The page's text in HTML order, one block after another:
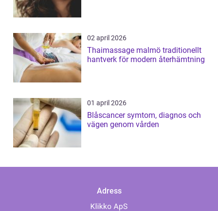
02 april 2026
Thaimassage malmö traditionellt
hantverk för modern återhämtning
01 april 2026
Blåscancer symtom, diagnos och
vägen genom vården
Adress